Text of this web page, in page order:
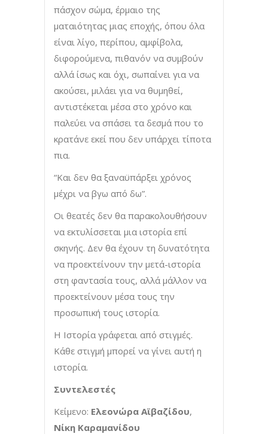
πάσχον σώμα, έρμαιο της
ματαιότητας μιας εποχής, όπου όλα
είναι λίγο, περίπου, αμφίβολα,
διφορούμενα, πιθανόν να συμβούν
αλλά ίσως και όχι, σωπαίνει για να
ακούσει, μιλάει για να θυμηθεί,
αντιστέκεται μέσα στο χρόνο και
παλεύει να σπάσει τα δεσμά που το
κρατάνε εκεί που δεν υπάρχει τίποτα
πια.
“Και δεν θα ξαναϋπάρξει χρόνος
μέχρι να βγω από δω”.
Οι θεατές δεν θα παρακολουθήσουν
να εκτυλίσσεται μια ιστορία επί
σκηνής. Δεν θα έχουν τη δυνατότητα
να προεκτείνουν την μετά-ιστορία
στη φαντασία τους, αλλά μάλλον να
προεκτείνουν μέσα τους την
προσωπική τους ιστορία.
Η Ιστορία γράφεται από στιγμές.
Κάθε στιγμή μπορεί να γίνει αυτή η
ιστορία.
Συντελεστές
Κείμενο: Ελεονώρα Αϊβαζίδου,
Νίκη Καραμανίδου